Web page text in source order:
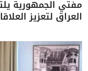
مفتي الجمهورية
العراق لتعزيز